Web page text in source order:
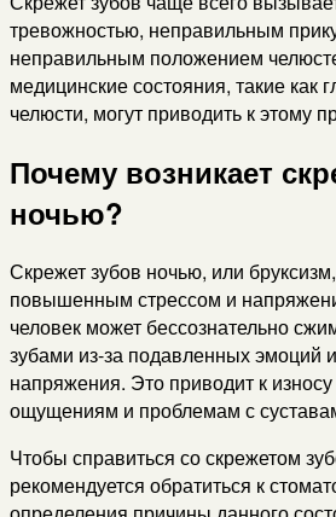
тревожностью, неправильным
неправильным положением
медицинские состояния, такие как
челюсти, могут приводить к этому
Почему возникает
ночью?
Скрежет зубов ночью, или
повышенным стрессом и
человек может бессознательно
зубами из-за подавленных эмоций
напряжения. Это приводит к
ощущениям и проблемам с
Чтобы справиться со скрежетом
рекомендуется обратиться к